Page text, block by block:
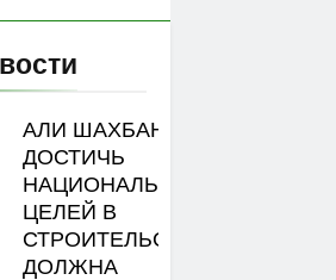
ЦЕН НА
АЛИ ШАХБАНОВ:
ДОСТИЧЬ
НАЦИОНАЛЬНЫХ
ЦЕЛЕЙ В
СТРОИТЕЛЬСТВЕ
ДОЛЖНА